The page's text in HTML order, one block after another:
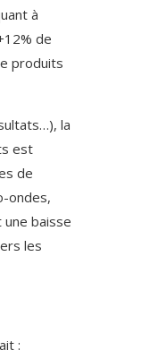
à
de
produits
la
est
de
ondes,
baisse
les
: